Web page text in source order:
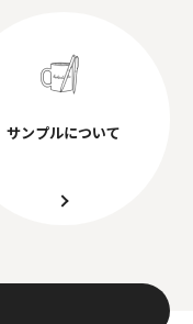
サンプルについて